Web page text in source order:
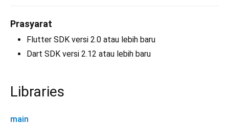
Prasyarat
Flutter SDK versi 2.0 atau lebih baru
Dart SDK versi 2.12 atau lebih baru
Libraries
main